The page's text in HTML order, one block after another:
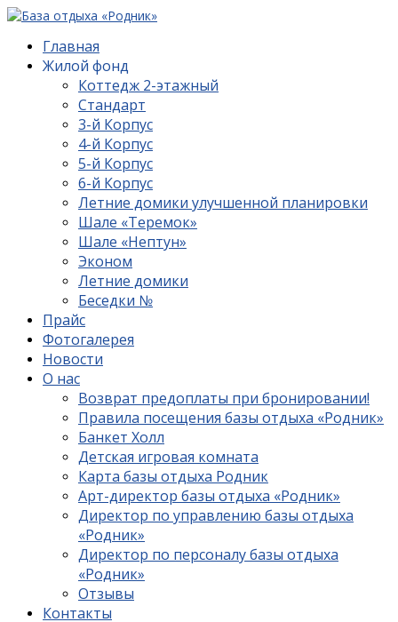
Главная
Жилой фонд
Коттедж 2-этажный
Стандарт
3-й Корпус
4-й Корпус
5-й Корпус
6-й Корпус
Летние домики улучшенной планировки
Шале «Теремок»
Шале «Нептун»
Эконом
Летние домики
Беседки №
Прайс
Фотогалерея
Новости
О нас
Возврат предоплаты при бронировании!
Правила посещения базы отдыха «Родник»
Банкет Холл
Детская игровая комната
Карта базы отдыха Родник
Арт-директор базы отдыха «Родник»
Директор по управлению базы отдыха
«Родник»
Директор по персоналу базы отдыха
«Родник»
Отзывы
Контакты